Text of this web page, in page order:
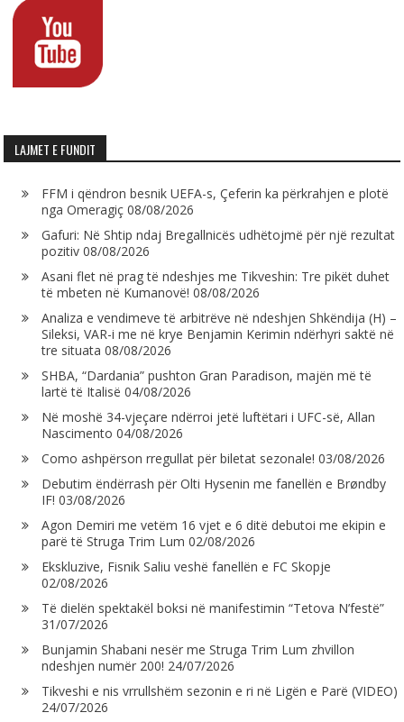
LAJMET E FUNDIT
FFM i qëndron besnik UEFA-s, Çeferin ka përkrahjen e plotë
nga Omeragiç 08/08/2026
Gafuri: Në Shtip ndaj Bregallnicës udhëtojmë për një rezultat
pozitiv 08/08/2026
Asani flet në prag të ndeshjes me Tikveshin: Tre pikët duhet
të mbeten në Kumanovë! 08/08/2026
Analiza e vendimeve të arbitrëve në ndeshjen Shkëndija (H) –
Sileksi, VAR-i me në krye Benjamin Kerimin ndërhyri saktë në
tre situata 08/08/2026
SHBA, “Dardania” pushton Gran Paradison, majën më të
lartë të Italisë 04/08/2026
Në moshë 34-vjeçare ndërroi jetë luftëtari i UFC-së, Allan
Nascimento 04/08/2026
Como ashpërson rregullat për biletat sezonale! 03/08/2026
Debutim ëndërrash për Olti Hysenin me fanellën e Brøndby
IF! 03/08/2026
Agon Demiri me vetëm 16 vjet e 6 ditë debutoi me ekipin e
parë të Struga Trim Lum 02/08/2026
Ekskluzive, Fisnik Saliu veshë fanellën e FC Skopje
02/08/2026
Të dielën spektakël boksi në manifestimin “Tetova N’festë”
31/07/2026
Bunjamin Shabani nesër me Struga Trim Lum zhvillon
ndeshjen numër 200! 24/07/2026
Tikveshi e nis vrrullshëm sezonin e ri në Ligën e Parë (VIDEO)
24/07/2026